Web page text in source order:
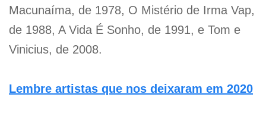
Macunaíma, de 1978, O Mistério de Irma Vap,
de 1988, A Vida É Sonho, de 1991, e Tom e
Vinicius, de 2008.
Lembre artistas que nos deixaram em 2020